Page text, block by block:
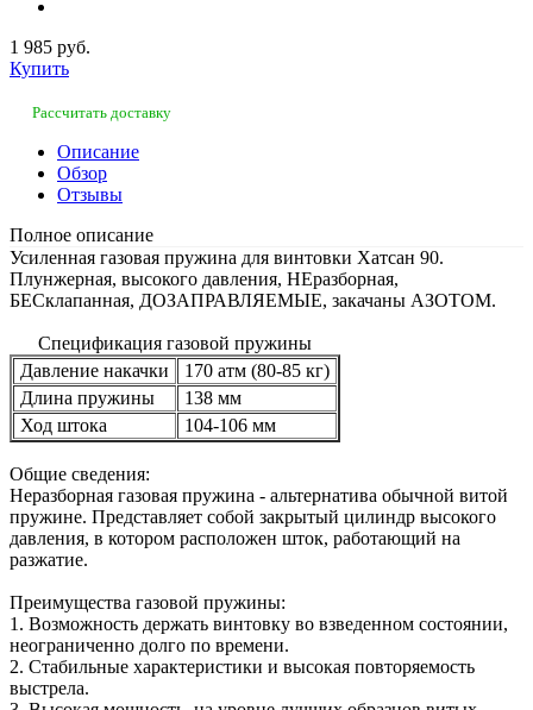
1 985 руб.
Купить
Рассчитать доставку
Описание
Обзор
Отзывы
Полное описание
Усиленная газовая пружина для винтовки Хатсан 90.
Плунжерная, высокого давления, НЕразборная,
БЕСклапанная, ДОЗАПРАВЛЯЕМЫЕ, закачаны АЗОТОМ.
Спецификация газовой пружины
Давление накачки
170 атм (80-85 кг)
Длина пружины
138 мм
Ход штока
104-106 мм
Общие сведения:
Неразборная газовая пружина - альтернатива обычной витой
пружине. Представляет собой закрытый цилиндр высокого
давления, в котором расположен шток, работающий на
разжатие.
Преимущества газовой пружины:
1. Возможность держать винтовку во взведенном состоянии,
неограниченно долго по времени.
2. Стабильные характеристики и высокая повторяемость
выстрела.